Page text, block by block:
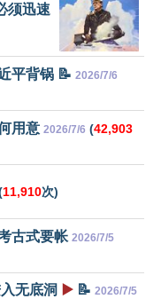
须迅速
平背锅 📝 2026/7/6
用意 2026/7/6 (42,903
11,910次)
古式要帐 2026/7/5
无底洞 ▶️ 📝 2026/7/5